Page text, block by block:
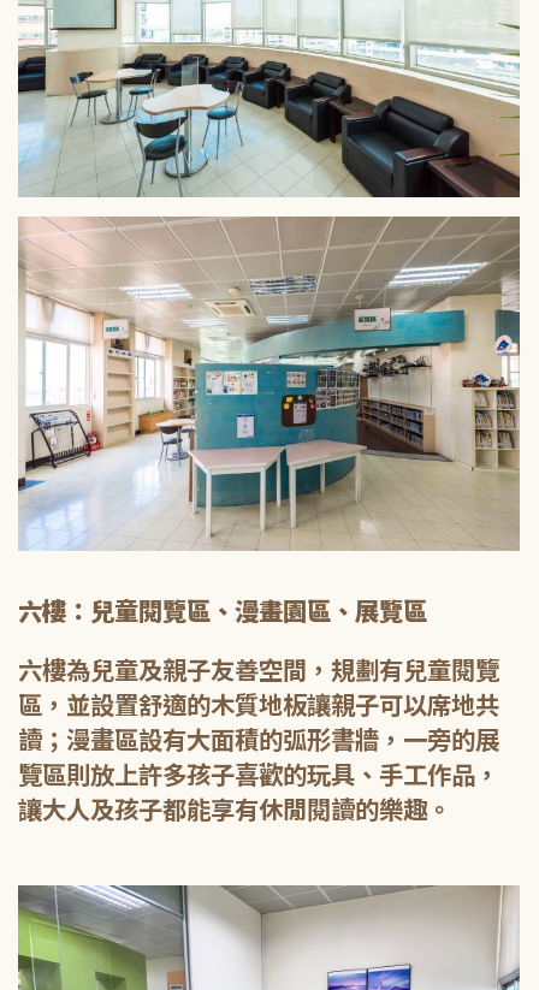
六樓：兒童閱覽區、漫畫園區、展覽區
六樓為兒童及親子友善空間，規劃有兒童閱覽
區，並設置舒適的木質地板讓親子可以席地共
讀；漫畫區設有大面積的弧形書牆，一旁的展
覽區則放上許多孩子喜歡的玩具、手工作品，
讓大人及孩子都能享有休閒閱讀的樂趣。